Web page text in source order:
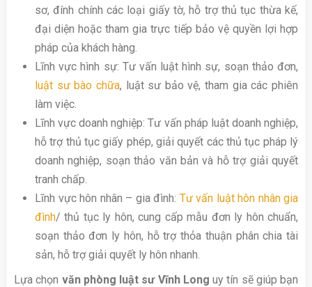
sơ, đính chính các loại giấy tờ, hỗ trợ thủ tục thừa kế,
đại diện hoặc tham gia trực tiếp bảo vệ quyền lợi hợp
pháp của khách hàng.
Lĩnh vực hình sự: Tư vấn luật hình sự, soạn thảo đơn,
luật sư bào chữa, luật sư bảo vệ, tham gia các phiên
làm việc.
Lĩnh vực doanh nghiệp: Tư vấn pháp luật doanh nghiệp,
hỗ trợ thủ tục giấy phép, giải quyết các thủ tục pháp lý
doanh nghiệp, soạn thảo văn bản và hỗ trợ giải quyết
tranh chấp.
Lĩnh vực hôn nhân – gia đình: Tư vấn luật hôn nhân gia
đình/ thủ tục ly hôn, cung cấp mẫu đơn ly hôn chuẩn,
soạn thảo đơn ly hôn, hỗ trợ thỏa thuận phân chia tài
sản, hỗ trợ giải quyết ly hôn nhanh.
Lựa chọn văn phòng luật sư Vĩnh Long uy tín sẽ giúp bạn